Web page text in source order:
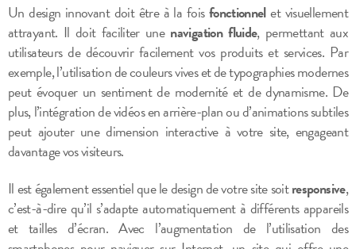
Un design innovant doit être à la foisfonctionnelet visuellement
attrayant. Il doit faciliter une navigation fluide, permettant aux
utilisateurs de découvrir facilement vos produits et services. Par
exemple, l’utilisation de couleurs vives et de typographies modernes
peut évoquer un sentiment de modernité et de dynamisme. De
plus, l’intégration de vidéos en arrière-plan ou d’animations subtiles
peut ajouter une dimension interactive à votre site, engageant
davantage vos visiteurs.
Il est également essentiel que le design de votre site soitresponsive,
c’est-à-dire qu’il s’adapte automatiquement à différents appareils
et tailles d’écran. Avec l’augmentation de l’utilisation des